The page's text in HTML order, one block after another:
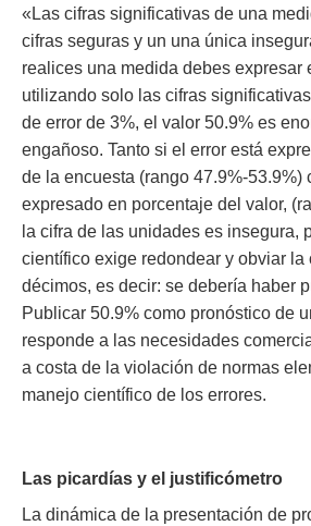
«Las cifras significativas de una
cifras seguras y un una única
realices una medida debes expresar
utilizando solo las cifras
de error de 3%, el valor 50.9% es
engañoso. Tanto si el error está
de la encuesta (rango 47.9%-53.9%)
expresado en porcentaje del valor,
la cifra de las unidades es insegura,
científico exige redondear y obviar la
décimos, es decir: se debería haber
Publicar 50.9% como pronóstico de
responde a las necesidades
a costa de la violación de normas
manejo científico de los errores.
Las picardías y el justificómetro
La dinámica de la presentación de